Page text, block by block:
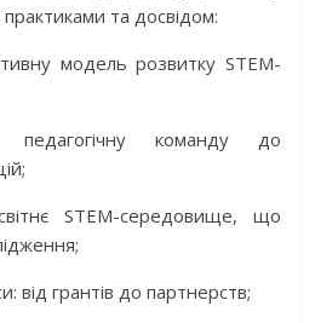
практиками та досвідом:
модель розвитку STEM-
команду до
STEM-середовище, що
від грантів до партнерств;